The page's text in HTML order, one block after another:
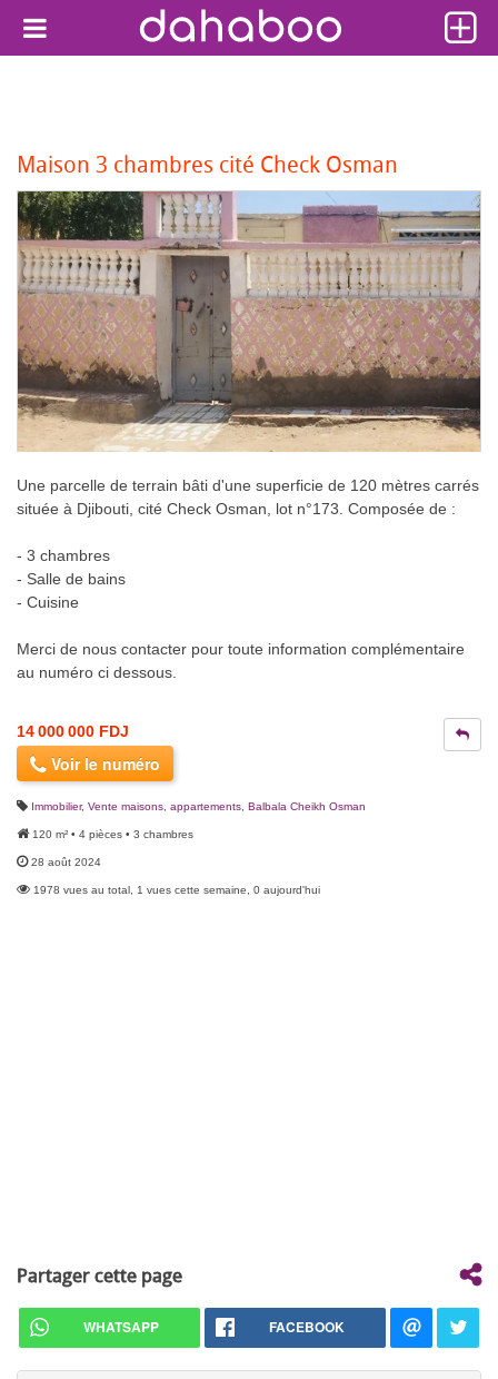
Maison 3 chambres cité Check Osman
Une parcelle de terrain bâti d'une superficie de 120 mètres carrés
située à Djibouti, cité Check Osman, lot n°173. Composée de :
- 3 chambres
- Salle de bains
- Cuisine
Merci de nous contacter pour toute information complémentaire
au numéro ci dessous.
14 000 000 FDJ
Voir le numéro
Immobilier, Vente maisons, appartements Balbala Cheikh Osman
120 m² • 4 pièces • 3 chambres
28 août 2024
1978 vues au total, 1 vues cette semaine, 0 aujourd'hui
Partager cette page
WHATSAPP FACEBOOK